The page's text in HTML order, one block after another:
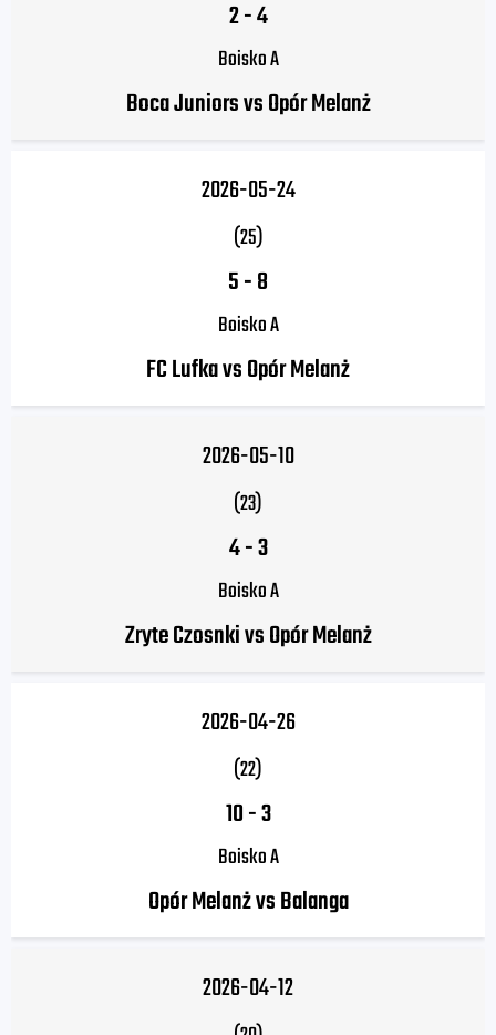
2-4
Boisko A
Boca Juniors vs Opór Melanż
2026-05-24
(25)
5-8
Boisko A
FC Lufka vs Opór Melanż
2026-05-10
(23)
4-3
Boisko A
Zryte Czosnki vs Opór Melanż
2026-04-26
(22)
10-3
Boisko A
Opór Melanż vs Balanga
2026-04-12